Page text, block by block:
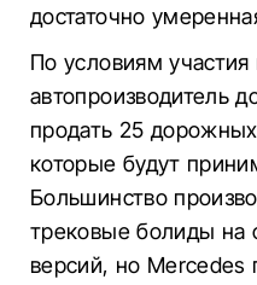
достаточно
По условиям
автопроизводитель
продать 25
которые будут
Большинство
трековые болиды на
версий, но